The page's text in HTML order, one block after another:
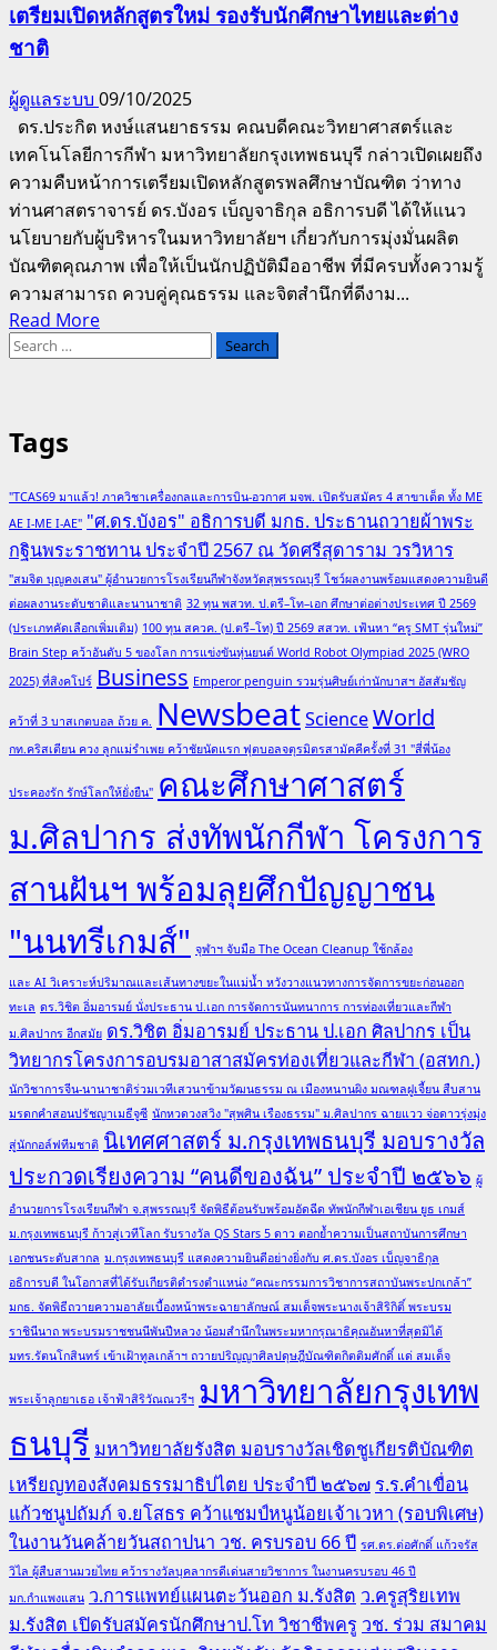
เตรียมเปิดหลักสูตรใหม่ รองรับนักศึกษาไทยและต่าง
ชาติ
ผู้ดูแลระบบ 09/10/2025
ดร.ประกิต หงษ์แสนยาธรรม คณบดีคณะวิทยาศาสตร์และ
เทคโนโลยีการกีฬา มหาวิทยาลัยกรุงเทพธนบุรี กล่าวเปิดเผยถึง
ความคืบหน้าการเตรียมเปิดหลักสูตรพลศึกษาบัณฑิต ว่าทาง
ท่านศาสตราจารย์ ดร.บังอร เบ็ญจาธิกุล อธิการบดี ได้ให้แนว
นโยบายกับผู้บริหารในมหาวิทยาลัยฯ เกี่ยวกับการมุ่งมั่นผลิต
บัณฑิตคุณภาพ เพื่อให้เป็นนักปฏิบัติมืออาชีพ ที่มีครบทั้งความรู้
ความสามารถ ควบคู่คุณธรรม และจิตสำนึกที่ดีงาม...
Read MoreRead
กีฬา
ม.กรุงเทพ
ธนบุรี
เตรียม
เปิด
หลักสูตร
ใหม่
นักศึกษา
ไทย
และ
ชาติ
Search
Tags
"TCAS69 มาแล้ว! ภาควิชาเครื่องกลและการบิน-อวกาศ มจพ. เปิดรับสมัคร 4 สาขาเด็ด ทั้ง ME
AE I-ME I-AE" "ศ.ดร.บังอร" อธิการบดี มกธ. ประธานถวายผ้าพระ
กฐินพระราชทาน ประจำปี 2567 ณ วัดศรีสุดาราม วรวิหาร
"สมจิต บุญคงเสน" ผู้อำนวยการโรงเรียนกีฬาจังหวัดสุพรรณบุรี โชว์ผลงานพร้อมแสดงความยินดี
ต่อผลงานระดับชาติและนานาชาติ 32 ทุน พสวท. ป.ตรี–โท–เอก ศึกษาต่อต่างประเทศ ปี 2569
(ประเภทคัดเลือกเพิ่มเติม) 100 ทุน สควค. (ป.ตรี–โท) ปี 2569 สสวท. เฟ้นหา “ครู SMT รุ่นใหม่”
Brain Step คว้าอันดับ 5 ของโลก การแข่งขันหุ่นยนต์ World Robot Olympiad 2025 (WRO
2025) ที่สิงคโปร์ Business Emperor penguin รวมรุ่นศิษย์เก่านักบาสฯ อัสสัมชัญ
คว้าที่ 3 บาสเกตบอล ถ้วย ค. NewsbeatScienceWorld
กท.คริสเตียน ควง ลูกแม่รำเพย คว้าชัยนัดแรก ฟุตบอลจตุรมิตรสามัคคีครั้งที่ 31 "สี่พี่น้อง
ประคองรัก รักษ์โลกให้ยั่งยืน" คณะศึกษาศาสตร์
ม.ศิลปากร ส่งทัพนักกีฬา โครงการ
สานฝันฯ พร้อมลุยศึกปัญญาชน
"นนทรีเกมส์" จุฬาฯ จับมือ The Ocean Cleanup ใช้กล้อง
และ AI วิเคราะห์ปริมาณและเส้นทางขยะในแม่น้ำ หวังวางแนวทางการจัดการขยะก่อนออก
ทะเล ดร.วิชิต อิ่มอารมย์ นั่งประธาน ป.เอก การจัดการนันทนาการ การท่องเที่ยวและกีฬา
ม.ศิลปากร อีกสมัย ดร.วิชิต อิ่มอารมย์ ประธาน ป.เอก ศิลปากร เป็น
วิทยากรโครงการอบรมอาสาสมัครท่องเที่ยวและกีฬา (อสทก.)
นักวิชาการจีน-นานาชาติร่วมเวทีเสวนาข้ามวัฒนธรรม ณ เมืองหนานผิง มณฑลฝูเจี้ยน สืบสาน
มรดกคำสอนปรัชญาเมธีจูซี นักหวดวงสวิง "สุพศิน เรืองธรรม" ม.ศิลปากร ฉายแวว จ่อดาวรุ่งมุ่ง
สู่นักกอล์ฟทีมชาติ นิเทศศาสตร์ ม.กรุงเทพธนบุรี มอบรางวัล
ประกวดเรียงความ “คนดีของฉัน” ประจำปี ๒๕๖๖ ผู้
อำนวยการโรงเรียนกีฬา จ.สุพรรณบุรี จัดพิธีต้อนรับพร้อมอัดฉีด ทัพนักกีฬาเอเชียน ยูธ เกมส์
ม.กรุงเทพธนบุรี ก้าวสู่เวทีโลก รับรางวัล QS Stars 5 ดาว ตอกย้ำความเป็นสถาบันการศึกษา
เอกชนระดับสากล ม.กรุงเทพธนบุรี แสดงความยินดีอย่างยิ่งกับ ศ.ดร.บังอร เบ็ญจาธิกุล
อธิการบดี ในโอกาสที่ได้รับเกียรติดำรงตำแหน่ง “คณะกรรมการวิชาการสถาบันพระปกเกล้า”
มกธ. จัดพิธีถวายความอาลัยเบื้องหน้าพระฉายาลักษณ์ สมเด็จพระนางเจ้าสิริกิติ์ พระบรม
ราชินีนาถ พระบรมราชชนนีพันปีหลวง น้อมสำนึกในพระมหากรุณาธิคุณอันหาที่สุดมิได้
มทร.รัตนโกสินทร์ เข้าเฝ้าทูลเกล้าฯ ถวายปริญญาศิลปดุษฎีบัณฑิตกิตติมศักดิ์ แด่ สมเด็จ
พระเจ้าลูกยาเธอ เจ้าฟ้าสิริวัณณวรีฯ มหาวิทยาลัยกรุงเทพ
ธนบุรี มหาวิทยาลัยรังสิต มอบรางวัลเชิดชูเกียรติบัณฑิต
เหรียญทองสังคมธรรมาธิปไตย ประจำปี ๒๕๖๗ ร.ร.คำเขื่อน
แก้วชนูปถัมภ์ จ.ยโสธร คว้าแชมป์หนูน้อยเจ้าเวหา (รอบพิเศษ)
ในงานวันคล้ายวันสถาปนา วช. ครบรอบ 66 ปี รศ.ดร.ต่อศักดิ์ แก้วจรัส
วิไล ผู้สืบสานมวยไทย คว้ารางวัลบุคลากรดีเด่นสายวิชาการ ในงานครบรอบ 46 ปี
มก.กำแพงแสน ว.การแพทย์แผนตะวันออก ม.รังสิต ว.ครูสุริยเทพ
ม.รังสิต เปิดรับสมัครนักศึกษาป.โท วิชาชีพครู วช. ร่วม สมาคม